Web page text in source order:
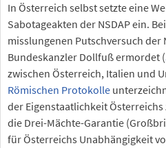
In Österreich selbst setzte eine
Sabotageakten der NSDAP ein.
misslungenen Putschversuch
Bundeskanzler Dollfuß ermordet (
zwischen Österreich, Italien und
Römischen Protokolle
der Eigenstaatlichkeit
die Drei-Mächte-Garantie
für Österreichs Unabhängigkeit